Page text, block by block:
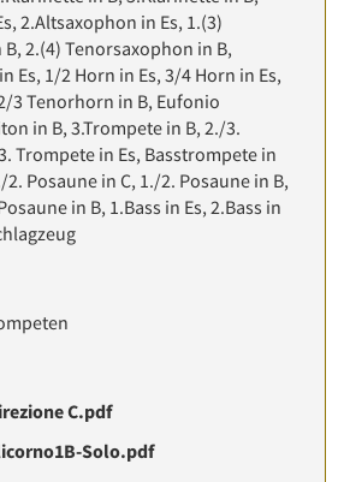
2.Altsaxophon in Es, 1.(3)
2.(4) Tenorsaxophon in B,
Es, 1/2 Horn in Es, 3/4 Horn in Es,
3 Tenorhorn in B, Eufonio
in B, 3.Trompete in B, 2./3.
Trompete in Es, Basstrompete in
2. Posaune in C, 1./2. Posaune in B,
in B, 1.Bass in Es, 2.Bass in
C.pdf
Solo.pdf